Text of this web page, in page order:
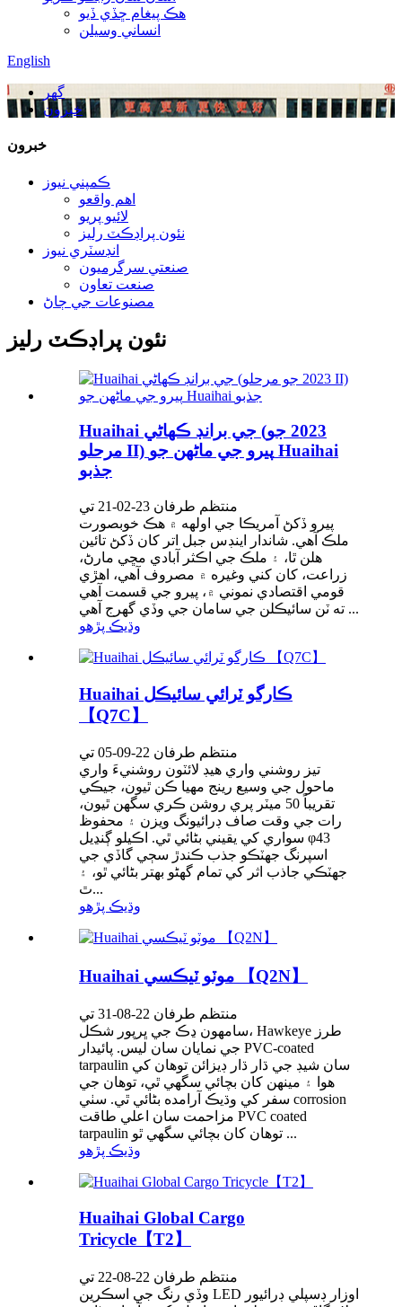
هڪ پيغام ڇڏي ڏيو
انساني وسيلن
English
گهر
خبرون
خبرون
ڪمپني نيوز
اهم واقعو
لائيو پريو
نئون پراڊڪٽ رليز
انڊسٽري نيوز
صنعتي سرگرميون
صنعت تعاون
مصنوعات جي ڄاڻ
نئون پراڊڪٽ رليز
Huaihai جي برانڊ ڪهاڻي (2023 جو
مرحلو II) پيرو جي ماڻهن جو Huaihai
جذبو
منتظم طرفان 23-02-21 تي
پيرو ڏکڻ آمريڪا جي اولهه ۾ هڪ خوبصورت
ملڪ آهي. شاندار اينڊس جبل اتر کان ڏکڻ تائين
هلن ٿا، ۽ ملڪ جي اڪثر آبادي مڇي مارڻ،
زراعت، کان کني وغيره ۾ مصروف آهي، اهڙي
قومي اقتصادي نموني ۾، پيرو جي قسمت آهي
ته ٽن سائيڪلن جي سامان جي وڏي گهرج آهي ...
وڌيڪ پڙهو
Huaihai ڪارگو ٽرائي سائيڪل
【Q7C】
منتظم طرفان 22-09-05 تي
تيز روشني واري هيڊ لائٽون روشنيءَ واري
ماحول جي وسيع رينج مهيا ڪن ٿيون، جيڪي
تقريباً 50 ميٽر پري روشن ڪري سگهن ٿيون،
رات جي وقت صاف ڊرائيونگ ويزن ۽ محفوظ
سواري کي يقيني بڻائي ٿي. اڪيلو ڳنڍيل φ43
اسپرنگ جھٽڪو جذب ڪندڙ سڄي گاڏي جي
جھٽڪي جاذب اثر کي تمام گھڻو بهتر بڻائي ٿو، ۽
ٿ...
وڌيڪ پڙهو
Huaihai موٽو ٽيڪسي 【Q2N】
منتظم طرفان 22-08-31 تي
سامهون ڍڪ جي ڀرپور شڪل، Hawkeye طرز
جي نمايان سان ليس. پائيدار PVC-coated
tarpaulin سان شيڊ جي ڌار ڌار ڊيزائن توهان کي
هوا ۽ مينهن کان بچائي سگهي ٿي، توهان جي
سفر کي وڌيڪ آرامده بڻائي ٿي. سٺي corrosion
مزاحمت سان اعلي طاقت PVC coated
tarpaulin توهان کان بچائي سگهي ٿو ...
وڌيڪ پڙهو
Huaihai Global Cargo
Tricycle【T2】
منتظم طرفان 22-08-22 تي
وڏي رنگ جي اسڪرين LED اوزار ڊسپلي ڊرائيور